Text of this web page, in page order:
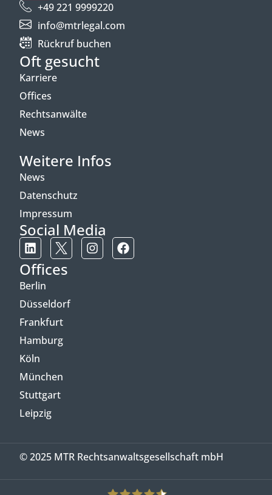
+49 221 9999220
info@mtrlegal.com
Rückruf buchen
Oft gesucht
Karriere
Offices
Rechtsanwälte
News
Weitere Infos
News
Datenschutz
Impressum
Social Media
Offices
Berlin
Düsseldorf
Frankfurt
Hamburg
Köln
München
Stuttgart
Leipzig
© 2025 MTR Rechtsanwaltsgesellschaft mbH